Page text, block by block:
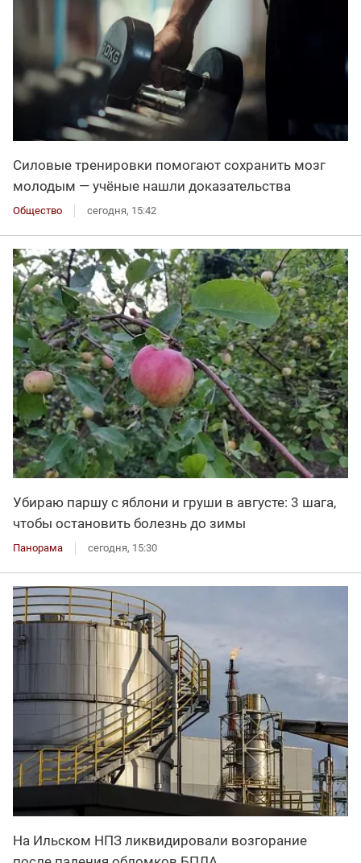
Силовые тренировки помогают сохранить мозг
молодым — учёные нашли доказательства
Общество сегодня, 15:42
Убираю паршу с яблони и груши в августе: 3 шага,
чтобы остановить болезнь до зимы
Панорама сегодня, 15:30
На Ильском НПЗ ликвидировали возгорание